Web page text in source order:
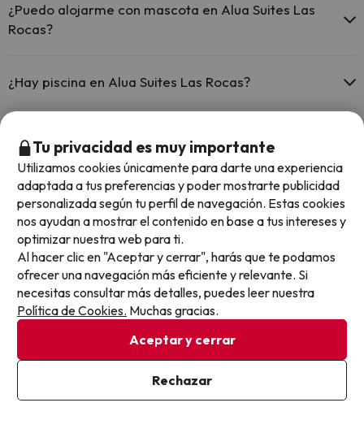
¿Puedo alojarme con mascota en Alua Suites Las
Rocas?
pago directo en hotel). Consulta las condiciones.
¿Hay piscina en Alua Suites Las Rocas?
Sí, Alua Suites Las Rocas tiene piscina (este servicio puede ser de
Piscina al aire libre (temporada de verano)
Piscina al aire libre (toda la temporada)
Sí, Alua Suites Las Rocas tiene recepción 24 horas.
¿Hay aire acondicionado en las zonas comunes en
Alua Suites Las Rocas?
Sí, Alua Suites Las Rocas tiene aire acondicionado en las zonas
comunes.
¿Hay restaurante en Alua Suites Las Rocas?
Sí, Alua Suites Las Rocas tiene restaurante.
¿Hay bar en Alua Suites Las Rocas?
Sí, Alua Suites Las Rocas tiene bar.
Otros chollos en hoteles similares
Tu privacidad es muy importante
Utilizamos cookies únicamente para darte una experiencia
adaptada a tus preferencias y poder mostrarte publicidad
personalizada según tu perfil de navegación. Estas cookies
nos ayudan a mostrar el contenido en base a tus intereses y
optimizar nuestra web para ti.
Al hacer clic en "Aceptar y cerrar", harás que te podamos
ofrecer una navegación más eficiente y relevante. Si
necesitas consultar más detalles, puedes leer nuestra
Política de Cookies. Muchas gracias.
Aceptar y cerrar
Rechazar